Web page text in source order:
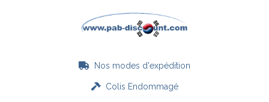
 Nos modes d'expédition
Colis Endommagé